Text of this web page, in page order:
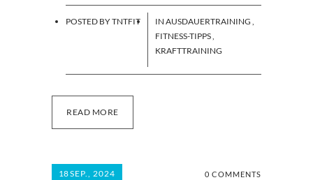
READ MORE
POSTED BYTNTFIT IN AUSDAUERTRAINING ,
FITNESS-TIPPS,
KRAFTTRAINING
18SEP., 2024 0 COMMENTS